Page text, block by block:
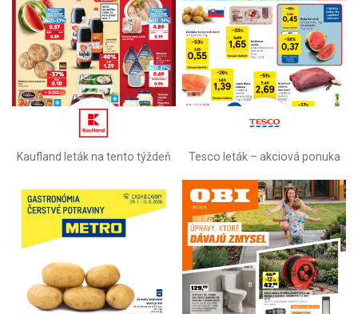
Kaufland leták na tento týždeň Tesco leták – akciová ponuka